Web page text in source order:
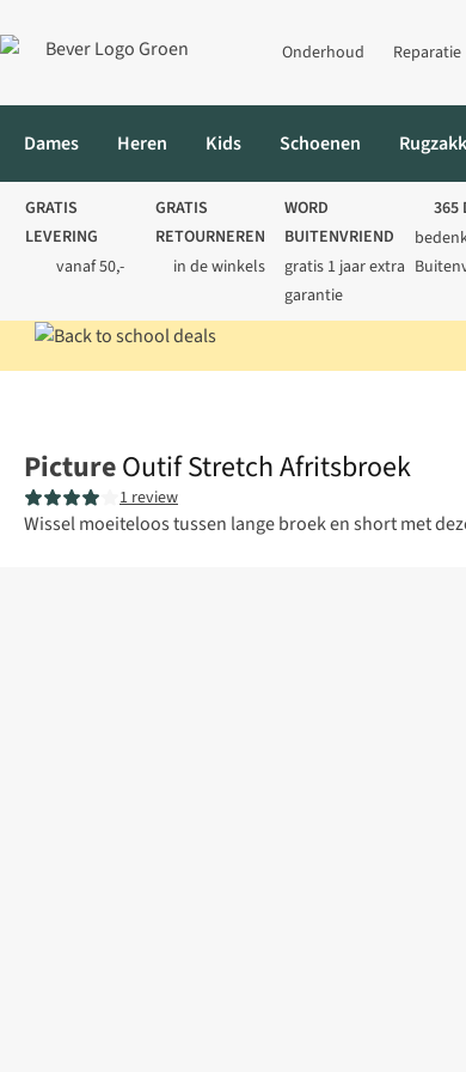
Onderhoud Reparatie
Dames Heren Kids Schoenen
GRATIS
LEVERING
vanaf 50,-
GRATIS
RETOURNEREN
in de winkels
WORD
BUITENVRIEND
gratis 1 jaar extra
garantie
365
PictureOutif Stretch Afritsbroek
1 review
Wissel moeiteloos tussen lange broek en short met